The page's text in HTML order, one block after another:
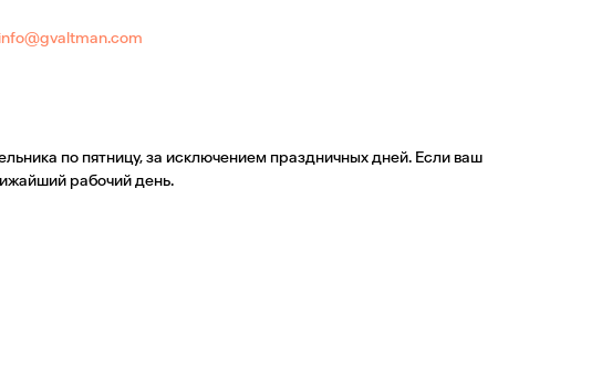
info@gvaltman.com
по пятницу, за исключением праздничных дней. Если ваш
рабочий день.